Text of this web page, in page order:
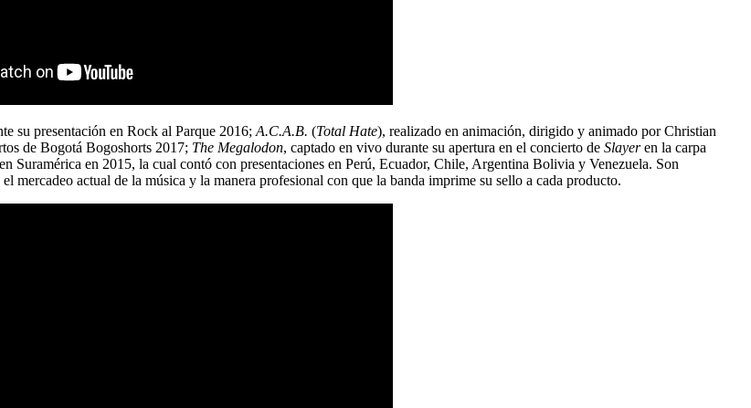
su presentación en Rock al Parque 2016; A.C.A.B. (Total Hate), realizado en animación, dirigido y animado por Christian
de Bogotá Bogoshorts 2017; The Megalodon, captado en vivo durante su apertura en el concierto de Slayeren la carpa
Suramérica en 2015, la cual contó con presentaciones en Perú, Ecuador, Chile, Argentina Bolivia y Venezuela. Son
mercadeo actual de la música y la manera profesional con que la banda imprime su sello a cada producto.